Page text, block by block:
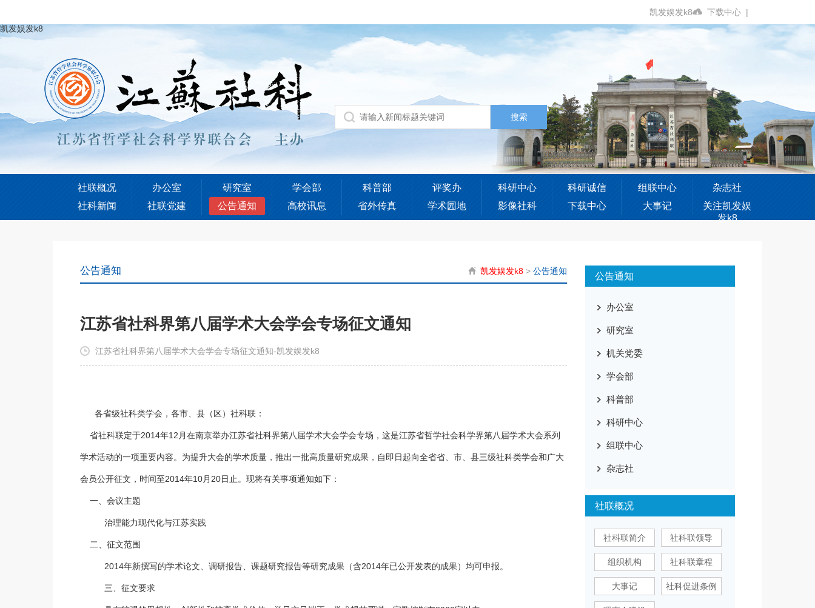
凯发娱发k8 下载中心 |
凯发娱发k8
社联概况 办公室 研究室 学会部 科普部 评奖办 科研中心 科研诚信 组联中心
杂志社
社科新闻
社联党建 公告通知 高校讯息 省外传真 学术园地 影像社科 下载中心 大事记
关注凯发娱
发k8
公告通知 凯发娱发k8> 公告通知
江苏省社科界第八届学术大会学会专场征文通知
江苏省社科界第八届学术大会学会专场征文通知-凯发娱发k8
各省级社科类学会，各市、县（区）社科联：
省社科联定于2014年12月在南京举办江苏省社科界第八届学术大会学会专场，这是江苏省哲学社会科学界第八届学术大会系列
学术活动的一项重要内容。为提升大会的学术质量，推出一批高质量研究成果，自即日起向全省省、市、县三级社科类学会和广大
会员公开征文，时间至2014年10月20日止。现将有关事项通知如下：
一、会议主题
治理能力现代化与江苏实践
二、征文范围
2014年新撰写的学术论文、调研报告、课题研究报告等研究成果（含2014年已公开发表的成果）均可申报。
三、征文要求
公告通知
办公室
研究室
机关党委
学会部
科普部
科研中心
组联中心
杂志社
社联概况
社科联简介 社科联领导
组织机构 社科联章程
大事记 社科促进条例